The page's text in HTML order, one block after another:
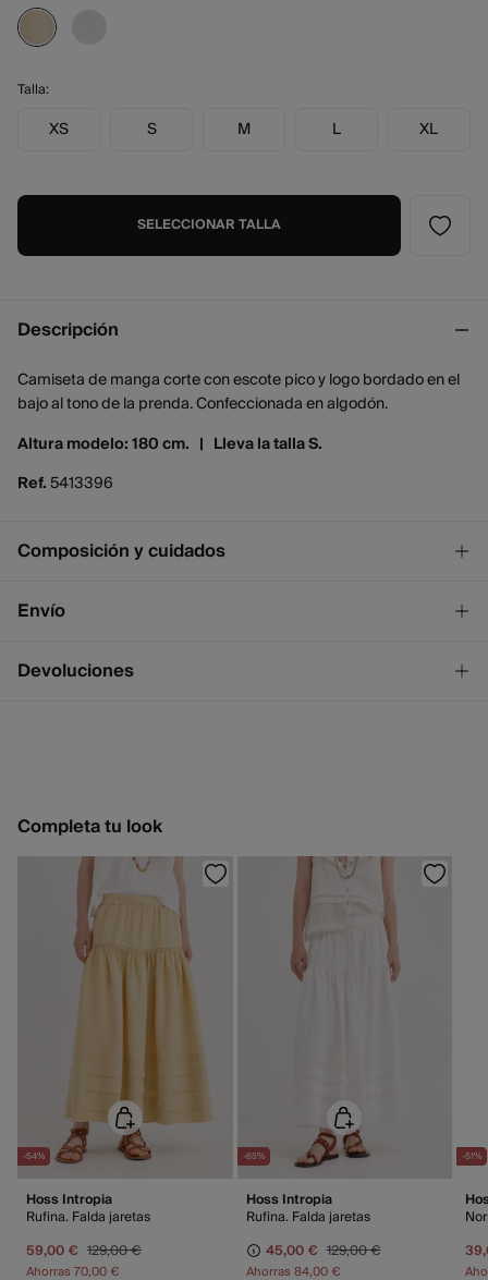
Talla:
XS S M L XL
SELECCIONAR TALLA
Descripción
Camiseta de manga corte con escote pico y logo bordado en el
bajo al tono de la prenda. Confeccionada en algodón.
Altura modelo: 180 cm. | Lleva la talla S.
Ref.5413396
Composición y cuidados
Composición
Envío
Envío a tienda
¡GRATIS!
España peninsular / Islas Baleares
GRATIS en pedidos superiores a 50 €
Standard
4 - 6 días.
Islas Canarias / Ceuta / Melilla
GRATIS en pedidos superiores a 70 €
Días laborables (L-V). En envíos a Ceuta y Melilla, el cliente deberá abonar
Devoluciones
Devolución en tienda física
Recogida en tu domicilio Gratis
Completa tu look
-54%
Hoss Intropia
Rufina. Falda jaretas
59,00 € 129,00 €
Ahorras70,00 €
-65%
Hoss Intropia
Rufina. Falda jaretas
45,00 € 129,00 €
Ahorras84,00 €
-51%